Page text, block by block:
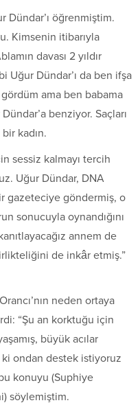
Dündar’ı öğrenmiştim.
Kimsenin itibarıyla
davası 2 yıldır
Uğur Dündar’ı da ben ifşa
ama ben babama
benziyor. Saçları
kadın.
sessiz kalmayı tercih
Uğur Dündar, DNA
gazeteciye göndermiş, o
sonucuyla oynandığını
annem de
de inkâr etmiş.”
neden ortaya
“Şu an korktuğu için
büyük acılar
ondan destek istiyoruz
konuyu (Suphiye
söylemiştim.